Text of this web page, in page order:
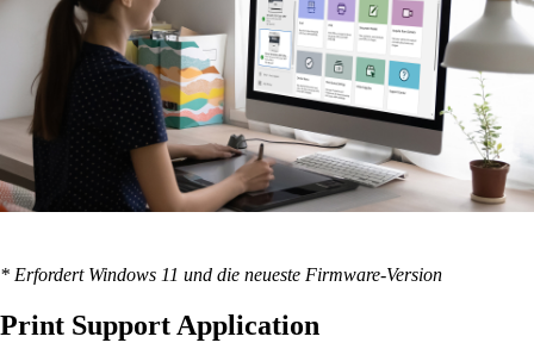
* Erfordert Windows 11 und die neueste Firmware-Version
Print Support Application